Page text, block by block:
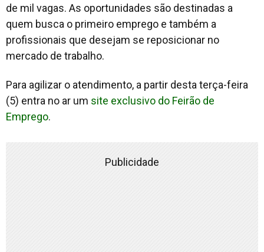
de mil vagas. As oportunidades são destinadas a
quem busca o primeiro emprego e também a
profissionais que desejam se reposicionar no
mercado de trabalho.
Para agilizar o atendimento, a partir desta terça-feira
(5) entra no ar um site exclusivo do Feirão de
Emprego.
Publicidade